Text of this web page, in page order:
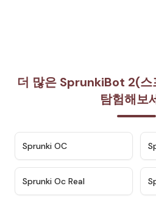
더 많은 SprunkiBot 2(스
탐험해보
Sprunki OC
Sprunki Oc Real